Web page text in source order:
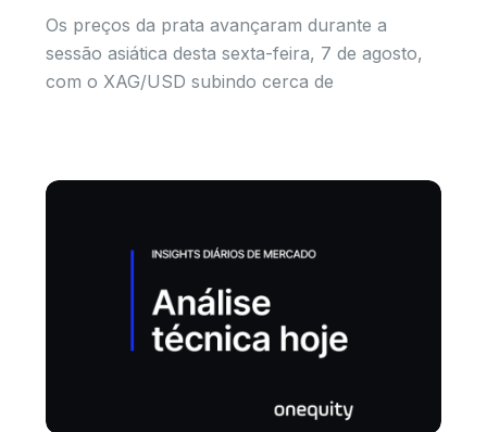
Os preços da prata avançaram durante a
sessão asiática desta sexta-feira, 7 de agosto,
com o XAG/USD subindo cerca de